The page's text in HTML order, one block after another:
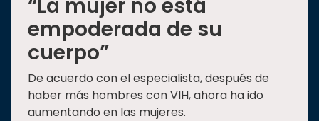
Vinculación
Historia
Universiada
“La mujer no está
empoderada de su
cuerpo”
De acuerdo con el especialista, después de
haber más hombres con VIH, ahora ha ido
aumentando en las mujeres.